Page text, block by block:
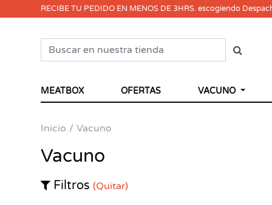
RECIBE TU PEDIDO EN MENOS DE 3HRS. escogiendo
MEATBOX OFERTAS VACUNO
Inicio Vacuno
Vacuno
Filtros (Quitar)